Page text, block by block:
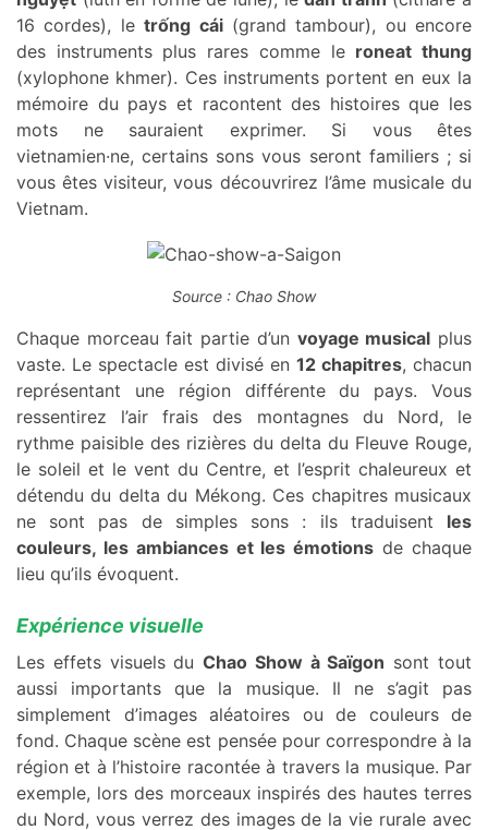
16 cordes), letrống cái(grand tambour), ou encore
des instruments plus rares comme le roneat thung
(xylophone khmer). Ces instruments portent en eux la
mémoire du pays et racontent des histoires que les
mots ne sauraient exprimer. Si vous êtes
vietnamien·ne, certains sons vous seront familiers ; si
vous êtes visiteur, vous découvrirez l’âme musicale du
Vietnam.
Source : Chao Show
Chaque morceau fait partie d’un voyage musical plus
vaste. Le spectacle est divisé en 12 chapitres, chacun
représentant une région différente du pays. Vous
ressentirez l’air frais des montagnes du Nord, le
rythme paisible des rizières du delta du Fleuve Rouge,
le soleil et le vent du Centre, et l’esprit chaleureux et
détendu du delta du Mékong. Ces chapitres musicaux
ne sont pas de simples sons : ils traduisent les
couleurs, les ambiances et les émotions de chaque
lieu qu’ils évoquent.
Expérience visuelle
Les effets visuels duChao Show à Saïgon sont tout
aussi importants que la musique. Il ne s’agit pas
simplement d’images aléatoires ou de couleurs de
fond. Chaque scène est pensée pour correspondre à la
région et à l’histoire racontée à travers la musique. Par
exemple, lors des morceaux inspirés des hautes terres
du Nord, vous verrez des images de la vie rurale avec